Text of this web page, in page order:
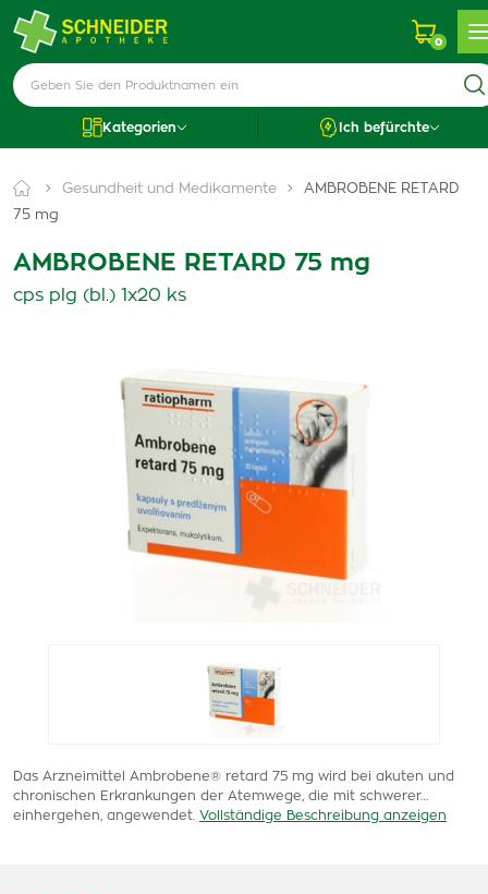
0
Kategorien Ich befürchte
Gesundheit und Medikamente
AMBROBENE RETARD
75 mg
AMBROBENE RETARD 75 mg
cps plg (bl.) 1x20 ks
Das Arzneimittel Ambrobene® retard 75 mg wird bei akuten und
chronischen Erkrankungen der Atemwege, die mit schwerer…
einhergehen, angewendet. Vollständige Beschreibung anzeigen